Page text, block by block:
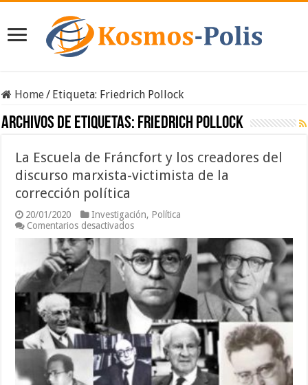
Home/ Etiqueta: Friedrich Pollock
Archivos de etiquetas: Friedrich Pollock
La Escuela de Fráncfort y los creadores del
discurso marxista-victimista de la
corrección política
20/01/2020 Investigación, Política
Comentarios desactivadosen
Escuela
de
Fráncfort
y
los
creadores
del
discurso
marxista-
victimista
de
la
corrección